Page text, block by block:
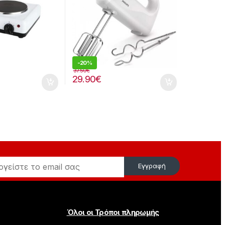
-20%
29.90€
37.50€
Εγγραφή
Όλοι οι Τρόποι πληρωμής